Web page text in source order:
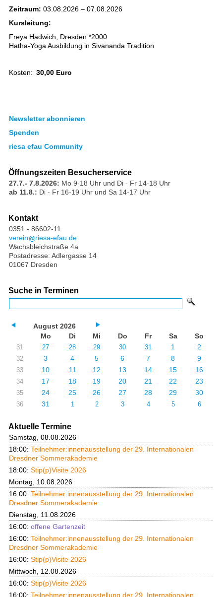
Zeitraum: 03.08.2026 – 07.08.2026
Kursleitung:
Freya Hadwich, Dresden *2000
Hatha-Yoga Ausbildung in Sivananda Tradition
Kosten: 30,00 Euro
Newsletter abonnieren
Spenden
riesa efau Community
Öffnungszeiten Besucherservice
27.7.- 7.8.2026: Mo 9-18 Uhr und Di - Fr 14-18 Uhr
ab 11.8.: Di - Fr 16-19 Uhr und Sa 14-17 Uhr
Kontakt
0351 - 86602-11
verein
riesa-efau.de
Wachsbleichstraße 4a
Postadresse: Adlergasse 14
01067 Dresden
Suche in Terminen
August 2026
Mo
Di Mi Do Fr Sa So
31 27 28 29 30 31 1 2
32 3 4 5 6 7 8 9
33 10 11 12 13 14 15 16
34 17 18 19 20 21 22 23
35 24 25 26 27 28 29 30
36 31 1 2 3 4 5 6
Aktuelle Termine
Samstag, 08.08.2026
18:00: Teilnehmer:innenausstellung der 29. Internationalen
Dresdner Sommerakademie
18:00: Stip(p)Visite 2026
Montag, 10.08.2026
16:00: Teilnehmer:innenausstellung der 29. Internationalen
Dresdner Sommerakademie
Dienstag, 11.08.2026
16:00: offene Gartenzeit
16:00: Teilnehmer:innenausstellung der 29. Internationalen
Dresdner Sommerakademie
16:00: Stip(p)Visite 2026
Mittwoch, 12.08.2026
16:00: Stip(p)Visite 2026
16:00: Teilnehmer:innenausstellung der 29. Internationalen